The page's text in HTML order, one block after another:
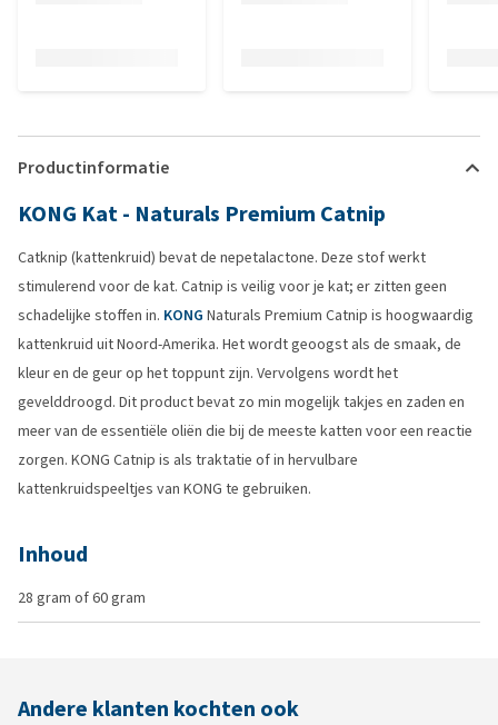
Productinformatie
KONG Kat - Naturals Premium Catnip
Catknip (kattenkruid) bevat de nepetalactone. Deze stof werkt
stimulerend voor de kat. Catnip is veilig voor je kat; er zitten geen
schadelijke stoffen in. KONG Naturals Premium Catnip is hoogwaardig
kattenkruid uit Noord-Amerika. Het wordt geoogst als de smaak, de
kleur en de geur op het toppunt zijn. Vervolgens wordt het
gevelddroogd. Dit product bevat zo min mogelijk takjes en zaden en
meer van de essentiële oliën die bij de meeste katten voor een reactie
zorgen. KONG Catnip is als traktatie of in hervulbare
kattenkruidspeeltjes van KONG te gebruiken.
Inhoud
28 gram of 60 gram
Andere klanten kochten ook